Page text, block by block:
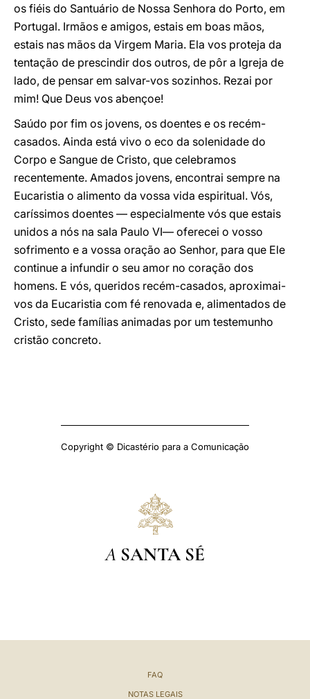
os fiéis do Santuário de Nossa Senhora do Porto, em
Portugal. Irmãos e amigos, estais em boas mãos,
estais nas mãos da Virgem Maria. Ela vos proteja da
tentação de prescindir dos outros, de pôr a Igreja de
lado, de pensar em salvar-vos sozinhos. Rezai por
mim! Que Deus vos abençoe!
Saúdo por fim os jovens, os doentes e os recém-
casados. Ainda está vivo o eco da solenidade do
Corpo e Sangue de Cristo, que celebramos
recentemente. Amados jovens, encontrai sempre na
Eucaristia o alimento da vossa vida espiritual. Vós,
caríssimos doentes — especialmente vós que estais
unidos a nós na sala Paulo VI— oferecei o vosso
sofrimento e a vossa oração ao Senhor, para que Ele
continue a infundir o seu amor no coração dos
homens. E vós, queridos recém-casados, aproximai-
vos da Eucaristia com fé renovada e, alimentados de
Cristo, sede famílias animadas por um testemunho
cristão concreto.
Copyright © Dicastério para a Comunicação
A SANTA SÉ
FAQ
NOTAS LEGAIS